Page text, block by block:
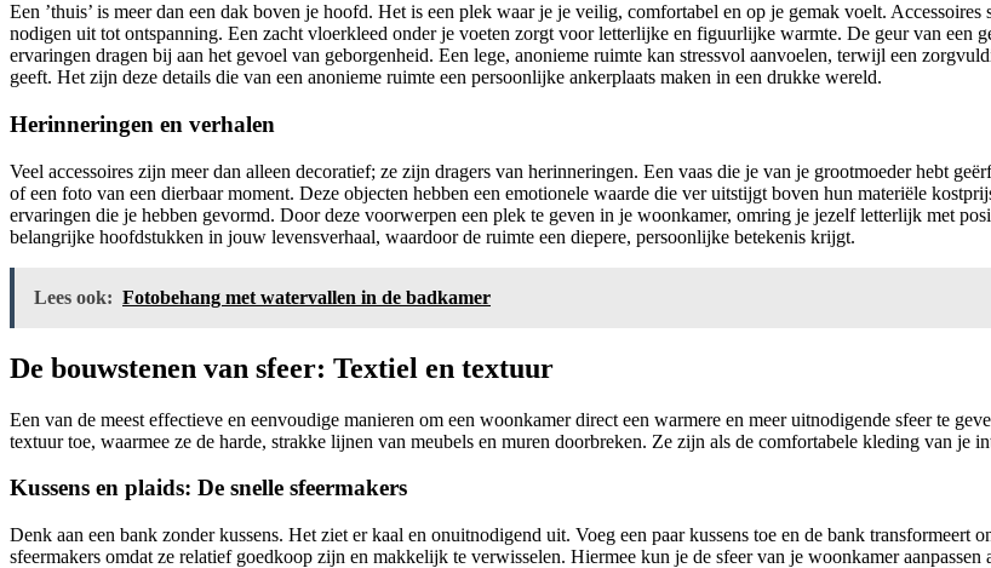
Een ’thuis’ is meer dan een dak boven je hoofd. Het is een plek waar je je veilig, comfortabel en op je gemak voelt.
nodigen uit tot ontspanning. Een zacht vloerkleed onder je voeten zorgt voor letterlijke en figuurlijke warmte. De geur van een
ervaringen dragen bij aan het gevoel van geborgenheid. Een lege, anonieme ruimte kan stressvol aanvoelen, terwijl een
geeft. Het zijn deze details die van een anonieme ruimte een persoonlijke ankerplaats maken in een drukke wereld.
Herinneringen en verhalen
Veel accessoires zijn meer dan alleen decoratief; ze zijn dragers van herinneringen. Een vaas die je van je grootmoeder hebt
of een foto van een dierbaar moment. Deze objecten hebben een emotionele waarde die ver uitstijgt boven hun materiële
ervaringen die je hebben gevormd. Door deze voorwerpen een plek te geven in je woonkamer, omring je jezelf letterlijk met
belangrijke hoofdstukken in jouw levensverhaal, waardoor de ruimte een diepere, persoonlijke betekenis krijgt.
Lees ook: Fotobehang met watervallen in de badkamer
De bouwstenen van sfeer: Textiel en textuur
Een van de meest effectieve en eenvoudige manieren om een woonkamer direct een warmere en meer uitnodigende sfeer te
textuur toe, waarmee ze de harde, strakke lijnen van meubels en muren doorbreken. Ze zijn als de comfortabele kleding van je
Kussens en plaids: De snelle sfeermakers
Denk aan een bank zonder kussens. Het ziet er kaal en onuitnodigend uit. Voeg een paar kussens toe en de bank
sfeermakers omdat ze relatief goedkoop zijn en makkelijk te verwisselen. Hiermee kun je de sfeer van je woonkamer aanpassen